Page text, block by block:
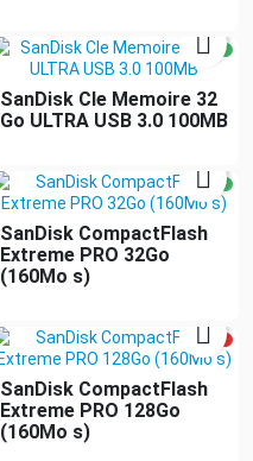

SanDisk Cle Memoire 32
Go ULTRA USB 3.0 100MB

SanDisk CompactFlash
Extreme PRO 32Go
(160Mo s)

SanDisk CompactFlash
Extreme PRO 128Go
(160Mo s)